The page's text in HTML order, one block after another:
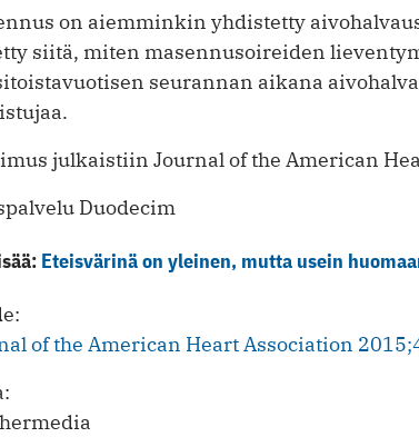
on aiemminkin yhdistetty
siitä, miten masennusoireiden
seurannan aikana
julkaistiin Journal of the American
Duodecim
Eteisvärinä on yleinen, mutta usein
of the American Heart Association